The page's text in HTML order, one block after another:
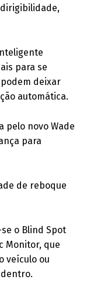
para se
deixar
automática.
pelo novo Wade
para
de reboque
o Blind Spot
Monitor, que
veículo ou